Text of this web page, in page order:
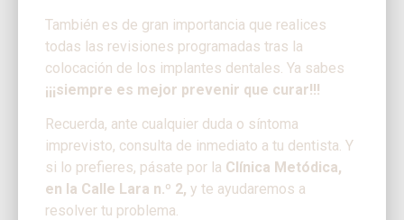
También es de gran importancia que realices
todas las revisiones programadas tras la
colocación de los implantes dentales. Ya sabes
¡¡¡siempre es mejor prevenir que curar!!!
Recuerda, ante cualquier duda o síntoma
imprevisto, consulta de inmediato a tu dentista. Y
si lo prefieres, pásate por la Clínica Metódica,
en la Calle Lara n.º 2, y te ayudaremos a
resolver tu problema.